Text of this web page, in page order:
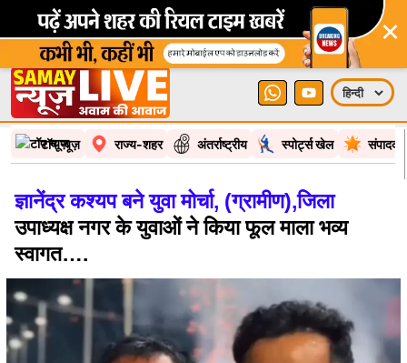
×
टॉप न्यूज़ राज्य-शहर अंतर्राष्ट्रीय स्पोर्ट्स खेल
ज्ञानेंद्र कश्यप बने युवा मोर्चा, (ग्रामीण),जिला
उपाध्यक्ष नगर के युवाओं ने किया फूल माला भव्य
स्वागत….